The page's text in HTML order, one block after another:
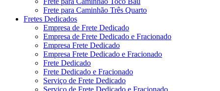
Frete para Caminhão Três Quarto
Fretes Dedicados
Empresa de Frete Dedicado
Empresa de Frete Dedicado e Fracionado
Empresa Frete Dedicado
Empresa Frete Dedicado e Fracionado
Frete Dedicado
Frete Dedicado e Fracionado
Serviço de Frete Dedicado
Serviço de Frete Dedicado e Fracionado